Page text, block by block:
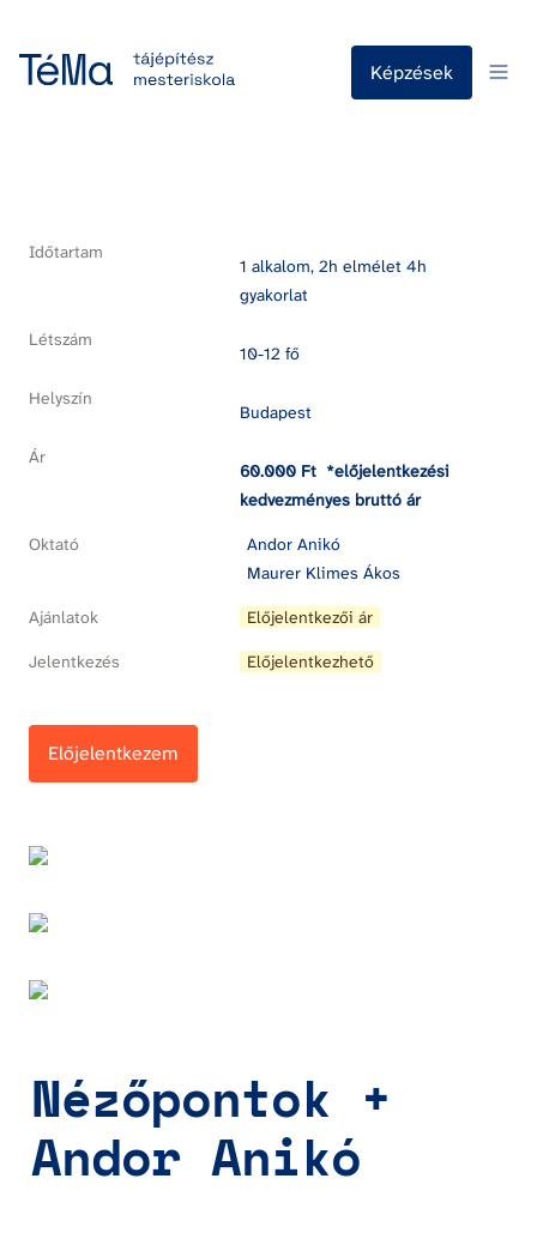
Képzések
Időtartam
1 alkalom, 2h elmélet 4h
gyakorlat
Létszám
10-12 fő
Helyszín
Budapest
Ár
60.000 Ft  *előjelentkezési
kedvezményes bruttó ár
Oktató
Andor Anikó
Maurer Klimes Ákos
Ajánlatok Előjelentkezői ár
Jelentkezés Előjelentkezhető
Előjelentkezem
Nézőpontok +
Andor Anikó